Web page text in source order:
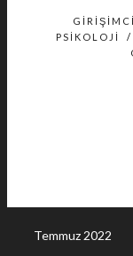
PSIKOLOJI
/
Temmuz 2022